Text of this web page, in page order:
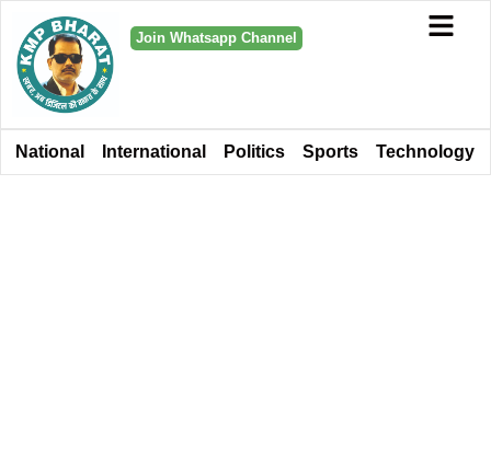
Join Whatsapp Channel
National International Politics Sports Technology